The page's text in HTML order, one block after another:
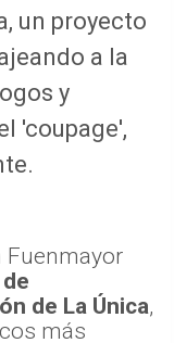
un proyecto
a la
y
'coupage',
Fuenmayor
de La Única,
más